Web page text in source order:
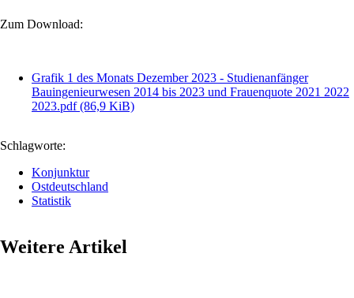
Zum Download:
Grafik 1 des Monats Dezember 2023 - Studienanfänger
Bauingenieurwesen 2014 bis 2023 und Frauenquote 2021 2022
2023.pdf(86,9 KiB)
Schlagworte:
Konjunktur
Ostdeutschland
Statistik
Weitere Artikel